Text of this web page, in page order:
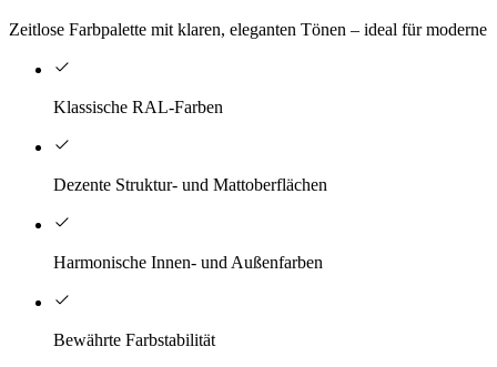
Zeitlose Farbpalette mit klaren, eleganten Tönen – ideal für
Klassische RAL-Farben
Dezente Struktur- und Mattoberflächen
Harmonische Innen- und Außenfarben
Bewährte Farbstabilität